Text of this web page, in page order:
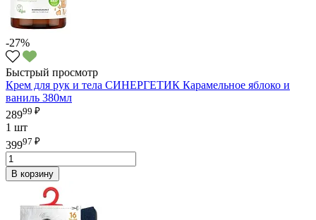
-27%
Быстрый просмотр
Крем для рук и тела СИНЕРГЕТИК Карамельное яблоко и
ваниль 380мл
28999 ₽
1 шт
39997 ₽
В корзину